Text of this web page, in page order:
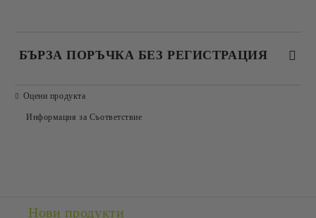
БЪРЗА ПОРЪЧКА БЕЗ РЕГИСТРАЦИЯ
Оцени продукта
Информация за Съответствие
Нови продукти